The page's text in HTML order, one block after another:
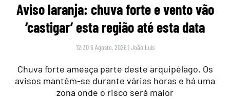
Aviso laranja: chuva forte e vento vão
‘castigar’ esta região até esta data
12:30 6 Agosto, 2026 |João Luís
Chuva forte ameaça parte deste arquipélago. Os
avisos mantêm-se durante várias horas e há uma
zona onde o risco será maior